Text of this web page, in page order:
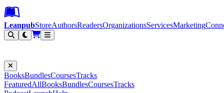
Leanpub Header
Leanpub Navigation
Skip to main content
Go to Leanpub.com
LeanpubStoreAuthorsReadersOrganizationsServicesMarketing
BooksBundlesCoursesTracks
FeaturedAllBooksBundlesCoursesTracks